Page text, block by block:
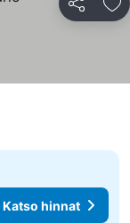
Jaa
Katso hinnat